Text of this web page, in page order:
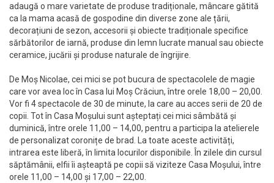
adaugă o mare varietate de produse tradiționale, mâncare gătită
ca la mama acasă de gospodine din diverse zone ale țării,
decorațiuni de sezon, accesorii și obiecte tradiționale specifice
sărbătorilor de iarnă, produse din lemn lucrate manual sau obiecte
ceramice, jucării și produse naturale de îngrijire.
De Moș Nicolae, cei mici se pot bucura de spectacolele de magie
care vor avea loc în Casa lui Moș Crăciun, între orele 18,00 – 20,00.
Vor fi 4 spectacole de 30 de minute, la care au acces serii de 20 de
copii. Tot în Casa Moșului sunt așteptați cei mici sâmbătă și
duminică, între orele 11,00 – 14,00, pentru a participa la atelierele
de personalizat coronițe de brad. La toate aceste activități,
intrarea este liberă, în limita locurilor disponibile. În zilele din cursul
săptămânii, elfii îi așteaptă pe copii să viziteze Casa Moșului, între
orele 11,00 – 14,00 și 17,00 – 22,00.